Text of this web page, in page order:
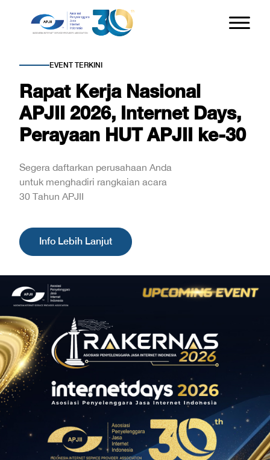
EVENT TERKINI
Rapat Kerja Nasional
APJII 2026, Internet Days,
Perayaan HUT APJII ke-30
Segera daftarkan perusahaan Anda
untuk menghadiri rangkaian acara
30 Tahun APJII
Info Lebih Lanjut